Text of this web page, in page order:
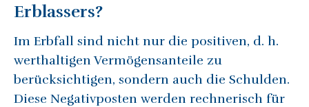
Erblassers?
Im Erbfall sind nicht nur die positiven, d. h.
werthaltigen Vermögensanteile zu
berücksichtigen, sondern auch die Schulden.
Diese Negativposten werden rechnerisch für